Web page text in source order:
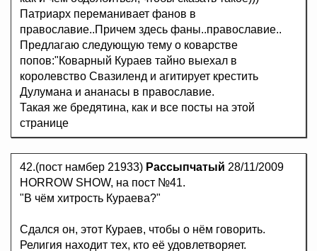
Патриарх переманивает фанов в
православие..Причем здесь фаны..православие..
Предлагаю следующую тему о коварстве
попов:"Коварный Кураев тайно выехал в
королевство Свазиленд и агитирует крестить
Дулумана и ананасы в православие.
Такая же бредятина, как и все посты на этой
странице
42.(пост намбер 21933) Рассыпчатый 28/11/2009
HORROW SHOW, на пост №41.
"В чём хитрость Кураева?"
Сдался он, этот Кураев, чтобы о нём говорить.
Религия находит тех, кто её удовлетворяет.